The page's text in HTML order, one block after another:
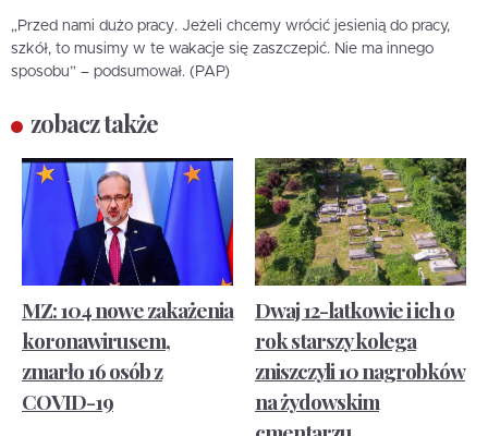
„Przed nami dużo pracy. Jeżeli chcemy wrócić jesienią do pracy,
szkół, to musimy w te wakacje się zaszczepić. Nie ma innego
sposobu” – podsumował. (PAP)
zobacz także
MZ: 104 nowe zakażenia
koronawirusem,
zmarło 16 osób z
COVID-19
Dwaj 12-latkowie i ich o
rok starszy kolega
zniszczyli 10 nagrobków
na żydowskim